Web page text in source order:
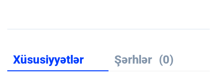
Xüsusiyyətlər Şərhlər (0)